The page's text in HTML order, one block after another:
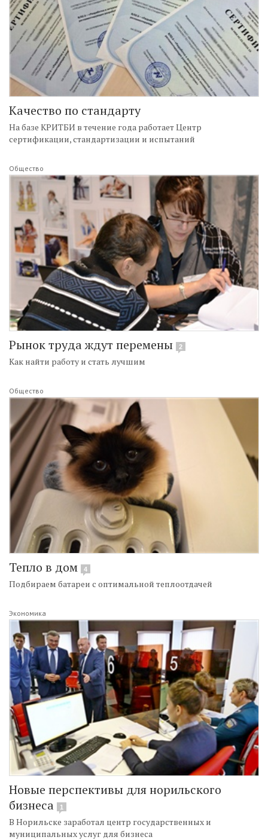
Качество по стандарту
На базе КРИТБИ в течение года работает Центр
сертификации, стандартизации и испытаний
Общество
Рынок труда ждут перемены 2
Как найти работу и стать лучшим
Общество
Тепло в дом 4
Подбираем батареи с оптимальной теплоотдачей
Экономика
Новые перспективы для норильского
бизнеса
1
В Норильске заработал центр государственных и
муниципальных услуг для бизнеса